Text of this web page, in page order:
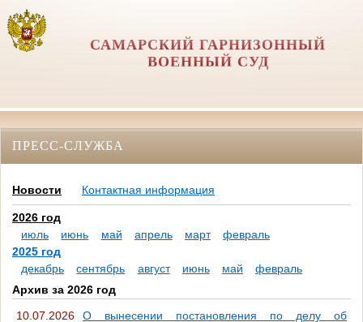
САМАРСКИЙ ГАРНИЗОННЫЙ
ВОЕННЫЙ СУД
ПРЕСС-СЛУЖБА
Новости Контактная информация
2026 год
июль
июнь май апрель март
февраль
2025 год
декабрь
сентябрь август июнь май
февраль
Архив за 2026 год
10.07.2026
О вынесении постановления по делу об